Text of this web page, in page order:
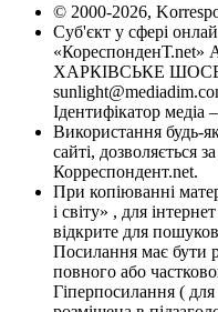
© 2000-2026,
Суб'єкт у сфері
«КореспонденТ.net»
ХАРКІВСЬКЕ ШОСЕ,
Ідентифікатор медіа
Використання будь-
сайті, дозволяється
Корреспондент.net.
При копіюванні
і світу» , для
відкрите для
Посилання має бути
повного або
Гіперпосилання (